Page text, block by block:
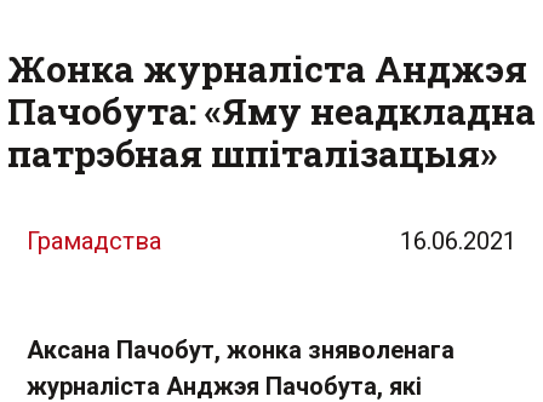
Жонка журналіста Анджэя
Пачобута: «Яму неадкладна
патрэбная шпіталізацыя»
Грамадства 16.06.2021
Аксана Пачобут, жонка зняволенага
журналіста Анджэя Пачобута, які